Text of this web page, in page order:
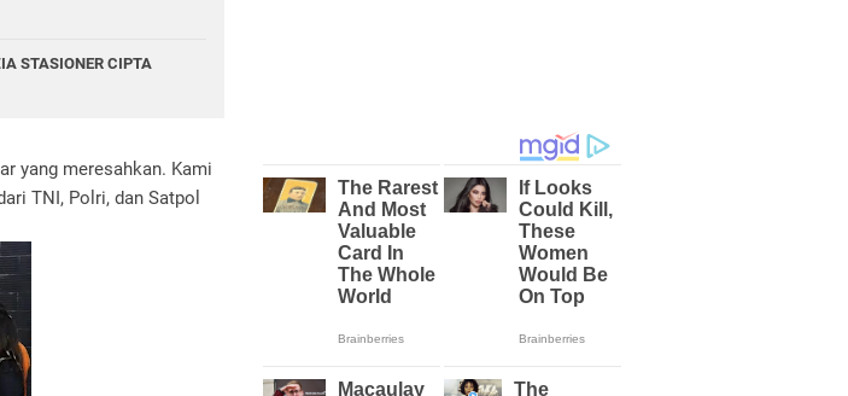
STASIONER CIPTA
yang meresahkan. Kami
TNI, Polri, dan Satpol